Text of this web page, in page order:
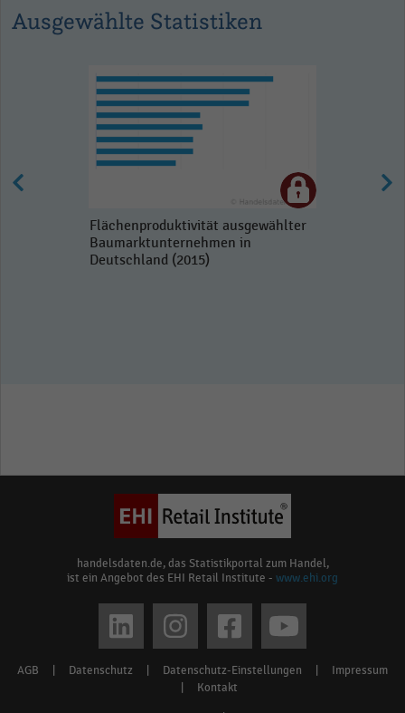
Ausgewählte Statistiken
Flächenproduktivität ausgewählter
Baumarktunternehmen in
Deutschland (2015)
handelsdaten.de, das Statistikportal zum Handel,
ist ein Angebot des EHI Retail Institute - www.ehi.org
Footer
AGB Datenschutz Datenschutz-Einstellungen
Impressum
Kontakt